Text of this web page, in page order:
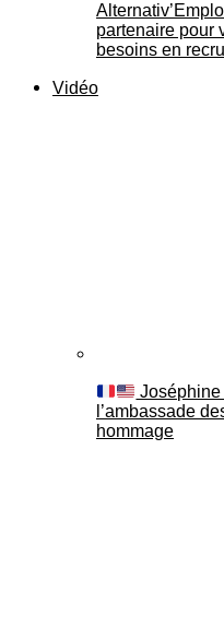
partenaire pour
besoins en
Vidéo
Joséphine
l’ambassade
hommage